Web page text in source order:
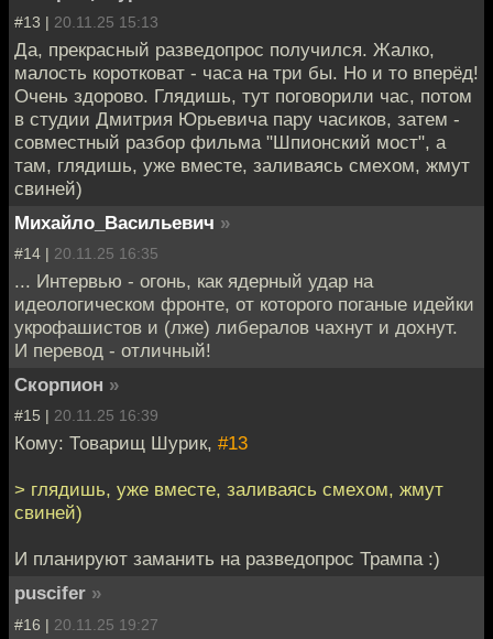
#13 | 20.11.25 15:13
Да, прекрасный разведопрос получился. Жалко,
малость коротковат - часа на три бы. Но и то вперёд!
Очень здорово. Глядишь, тут поговорили час, потом
в студии Дмитрия Юрьевича пару часиков, затем -
совместный разбор фильма "Шпионский мост", а
там, глядишь, уже вместе, заливаясь смехом, жмут
свиней)
Михайло_Васильевич »
#14 | 20.11.25 16:35
... Интервью - огонь, как ядерный удар на
идеологическом фронте, от которого поганые идейки
укрофашистов и (лже) либералов чахнут и дохнут.
И перевод - отличный!
Скорпион »
#15 | 20.11.25 16:39
Кому: Товарищ Шурик, #13
> глядишь, уже вместе, заливаясь смехом, жмут
свиней)
И планируют заманить на разведопрос Трампа :)
puscifer »
#16 | 20.11.25 19:27